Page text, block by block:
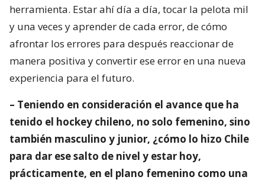
herramienta. Estar ahí día a día, tocar la pelota mil
y una veces y aprender de cada error, de cómo
afrontar los errores para después reaccionar de
manera positiva y convertir ese error en una nueva
experiencia para el futuro.
– Teniendo en consideración el avance que ha
tenido el hockey chileno, no solo femenino, sino
también masculino y junior, ¿cómo lo hizo Chile
para dar ese salto de nivel y estar hoy,
prácticamente, en el plano femenino como una